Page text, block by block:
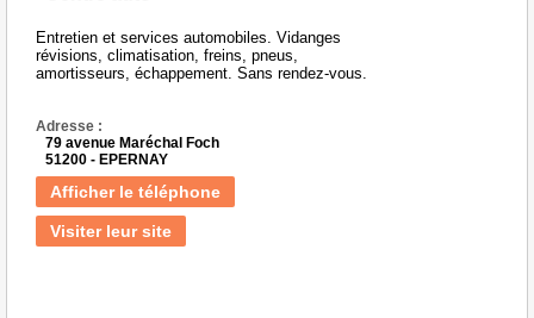
Entretien et services automobiles. Vidanges
révisions, climatisation, freins, pneus,
amortisseurs, échappement. Sans rendez-vous.
Adresse :
79 avenue Maréchal Foch
51200 - EPERNAY
Afficher le téléphone
Visiter leur site